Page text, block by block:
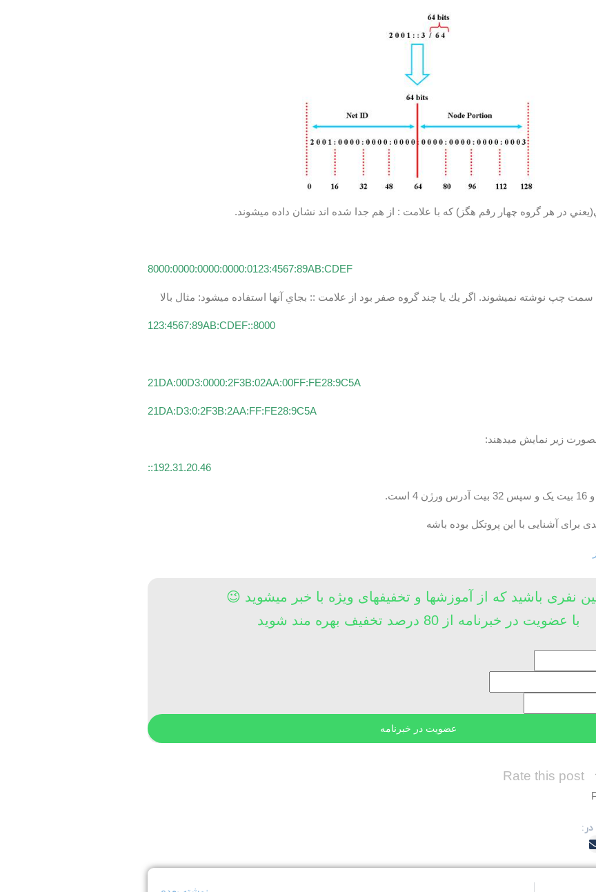
8000:0000:0000:0000:0123:4567:89AB:CDEF
چپ نوشته نميشوند. اگر يك يا چند گروه صفر بود از علامت :: بجاي آنها استفاده ميشود: مثال بالا
8000::123:4567:89AB:CDEF
21DA:00D3:0000:2F3B:02AA:00FF:FE28:9C5A
21DA:D3:0:2F3B:2AA:FF:FE28:9C5A
192.31.20.46::
برای آشنایی با این پروتکل بوده باشه
نفری باشید که از آموزشها و تخفیفهای ویژه با خبر میشوید 😉
با عضویت در خبرنامه از 80 درصد تخفیف بهره مند شوید
Rate this post